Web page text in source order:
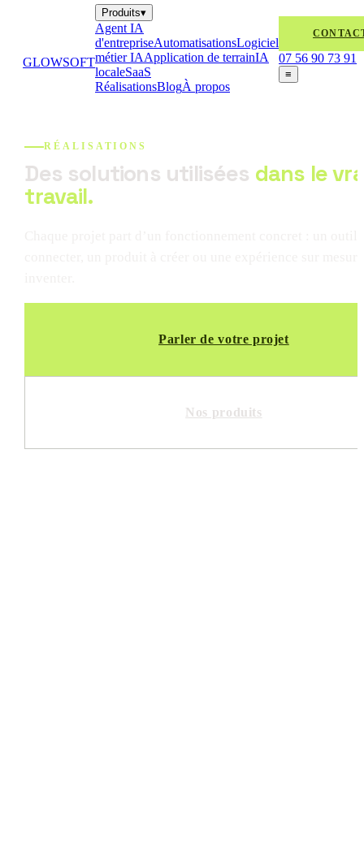
GLOWSOFT
Produits▾
Agent IA
d'entrepriseAutomatisationsLogiciel
métier IAApplication de terrainIA
localeSaaS
RéalisationsBlogÀ propos
07 56 90 73 91
≡
RÉALISATIONS
Des solutions utilisées dans le
travail.
Parler de votre projet
Nos produits